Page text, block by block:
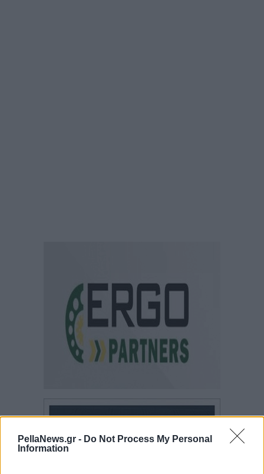
PellaNews.gr - Do Not Process My Personal
Information